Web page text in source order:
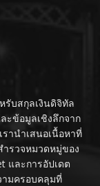
รับสกุลเงินดิจิทัล
ะข้อมูลเชิงลึกจาก
านำเสนอเนื้อหาที่
รวจหมวดหมู่ของ
และการอัปเดต
มครอบคลุมที่